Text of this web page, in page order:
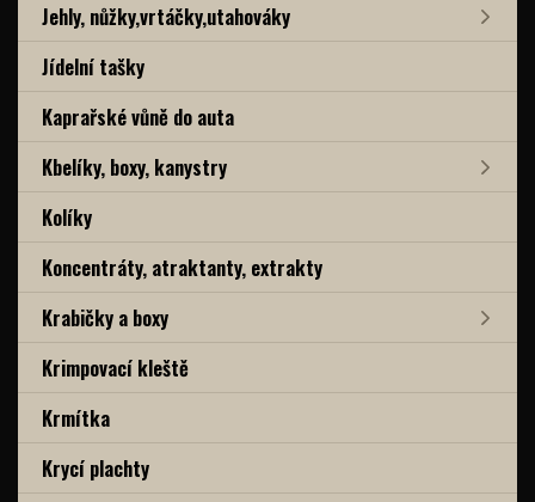
Jehly, nůžky,vrtáčky,utahováky
Jídelní tašky
Kaprařské vůně do auta
Kbelíky, boxy, kanystry
Kolíky
Koncentráty, atraktanty, extrakty
Krabičky a boxy
Krimpovací kleště
Krmítka
Krycí plachty